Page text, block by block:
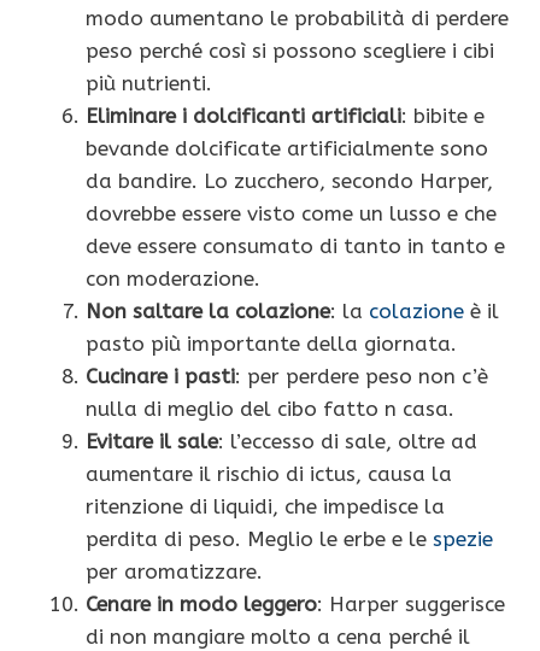
modo aumentano le probabilità di perdere
peso perché così si possono scegliere i cibi
più nutrienti.
Eliminare i dolcificanti artificiali: bibite e
bevande dolcificate artificialmente sono
da bandire. Lo zucchero, secondo Harper,
dovrebbe essere visto come un lusso e che
deve essere consumato di tanto in tanto e
con moderazione.
Non saltare la colazione: la colazione è il
pasto più importante della giornata.
Cucinare i pasti: per perdere peso non c’è
nulla di meglio del cibo fatto n casa.
Evitare il sale: l’eccesso di sale, oltre ad
aumentare il rischio di ictus, causa la
ritenzione di liquidi, che impedisce la
perdita di peso. Meglio le erbe e le spezie
per aromatizzare.
Cenare in modo leggero: Harper suggerisce
di non mangiare molto a cena perché il